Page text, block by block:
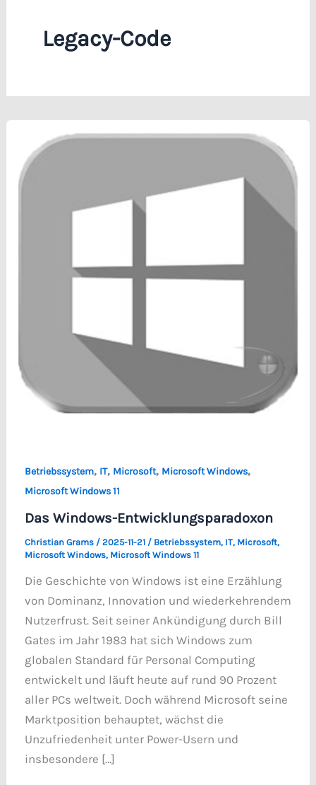
Legacy-Code
Betriebssystem, IT, Microsoft, Microsoft Windows,
Microsoft Windows 11
Das Windows-Entwicklungsparadoxon
Christian Grams / 2025-11-21 / Betriebssystem, IT, Microsoft,
Microsoft Windows, Microsoft Windows 11
Die Geschichte von Windows ist eine Erzählung
von Dominanz, Innovation und wiederkehrendem
Nutzerfrust. Seit seiner Ankündigung durch Bill
Gates im Jahr 1983 hat sich Windows zum
globalen Standard für Personal Computing
entwickelt und läuft heute auf rund 90 Prozent
aller PCs weltweit. Doch während Microsoft seine
Marktposition behauptet, wächst die
Unzufriedenheit unter Power-Usern und
insbesondere […]